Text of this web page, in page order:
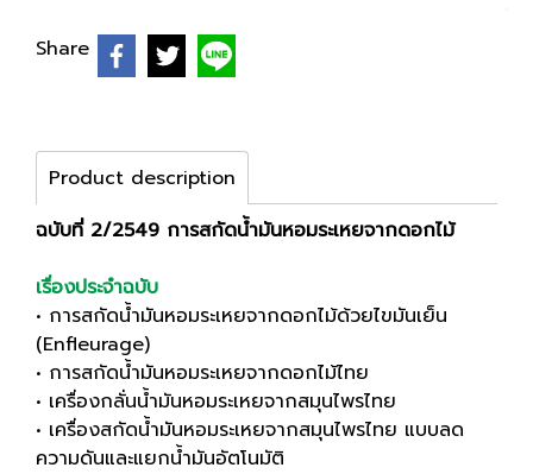
Share
Product description
ฉบับที่ 2/2549 การสกัดน้ำมันหอมระเหยจากดอกไม้
เรื่องประจำฉบับ
• การสกัดน้ำมันหอมระเหยจากดอกไม้ด้วยไขมันเย็น
(Enfleurage)
• การสกัดน้ำมันหอมระเหยจากดอกไม้ไทย
• เครื่องกลั่นน้ำมันหอมระเหยจากสมุนไพรไทย
• เครื่องสกัดน้ำมันหอมระเหยจากสมุนไพรไทย แบบลด
ความดันและแยกน้ำมันอัตโนมัติ